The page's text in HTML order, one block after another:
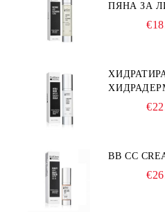
ПЯНА ЗА
PROFIDERM
BB CC